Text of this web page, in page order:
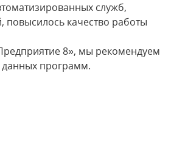
служб,
качество работы
8», мы рекомендуем
данных программ.